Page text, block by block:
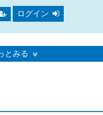
ログイン
とみる